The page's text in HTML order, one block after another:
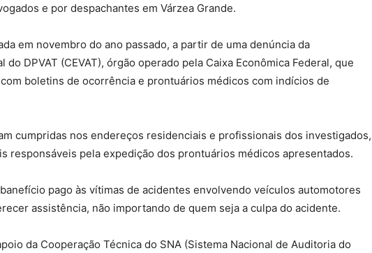
e por despachantes em Várzea Grande.
em novembro do ano passado, a partir de uma denúncia da
do DPVAT (CEVAT), órgão operado pela Caixa Econômica Federal, que
boletins de ocorrência e prontuários médicos com indícios de
cumpridas nos endereços residenciais e profissionais dos investigados,
responsáveis pela expedição dos prontuários médicos apresentados.
pago às vítimas de acidentes envolvendo veículos automotores
assistência, não importando de quem seja a culpa do acidente.
da Cooperação Técnica do SNA (Sistema Nacional de Auditoria do